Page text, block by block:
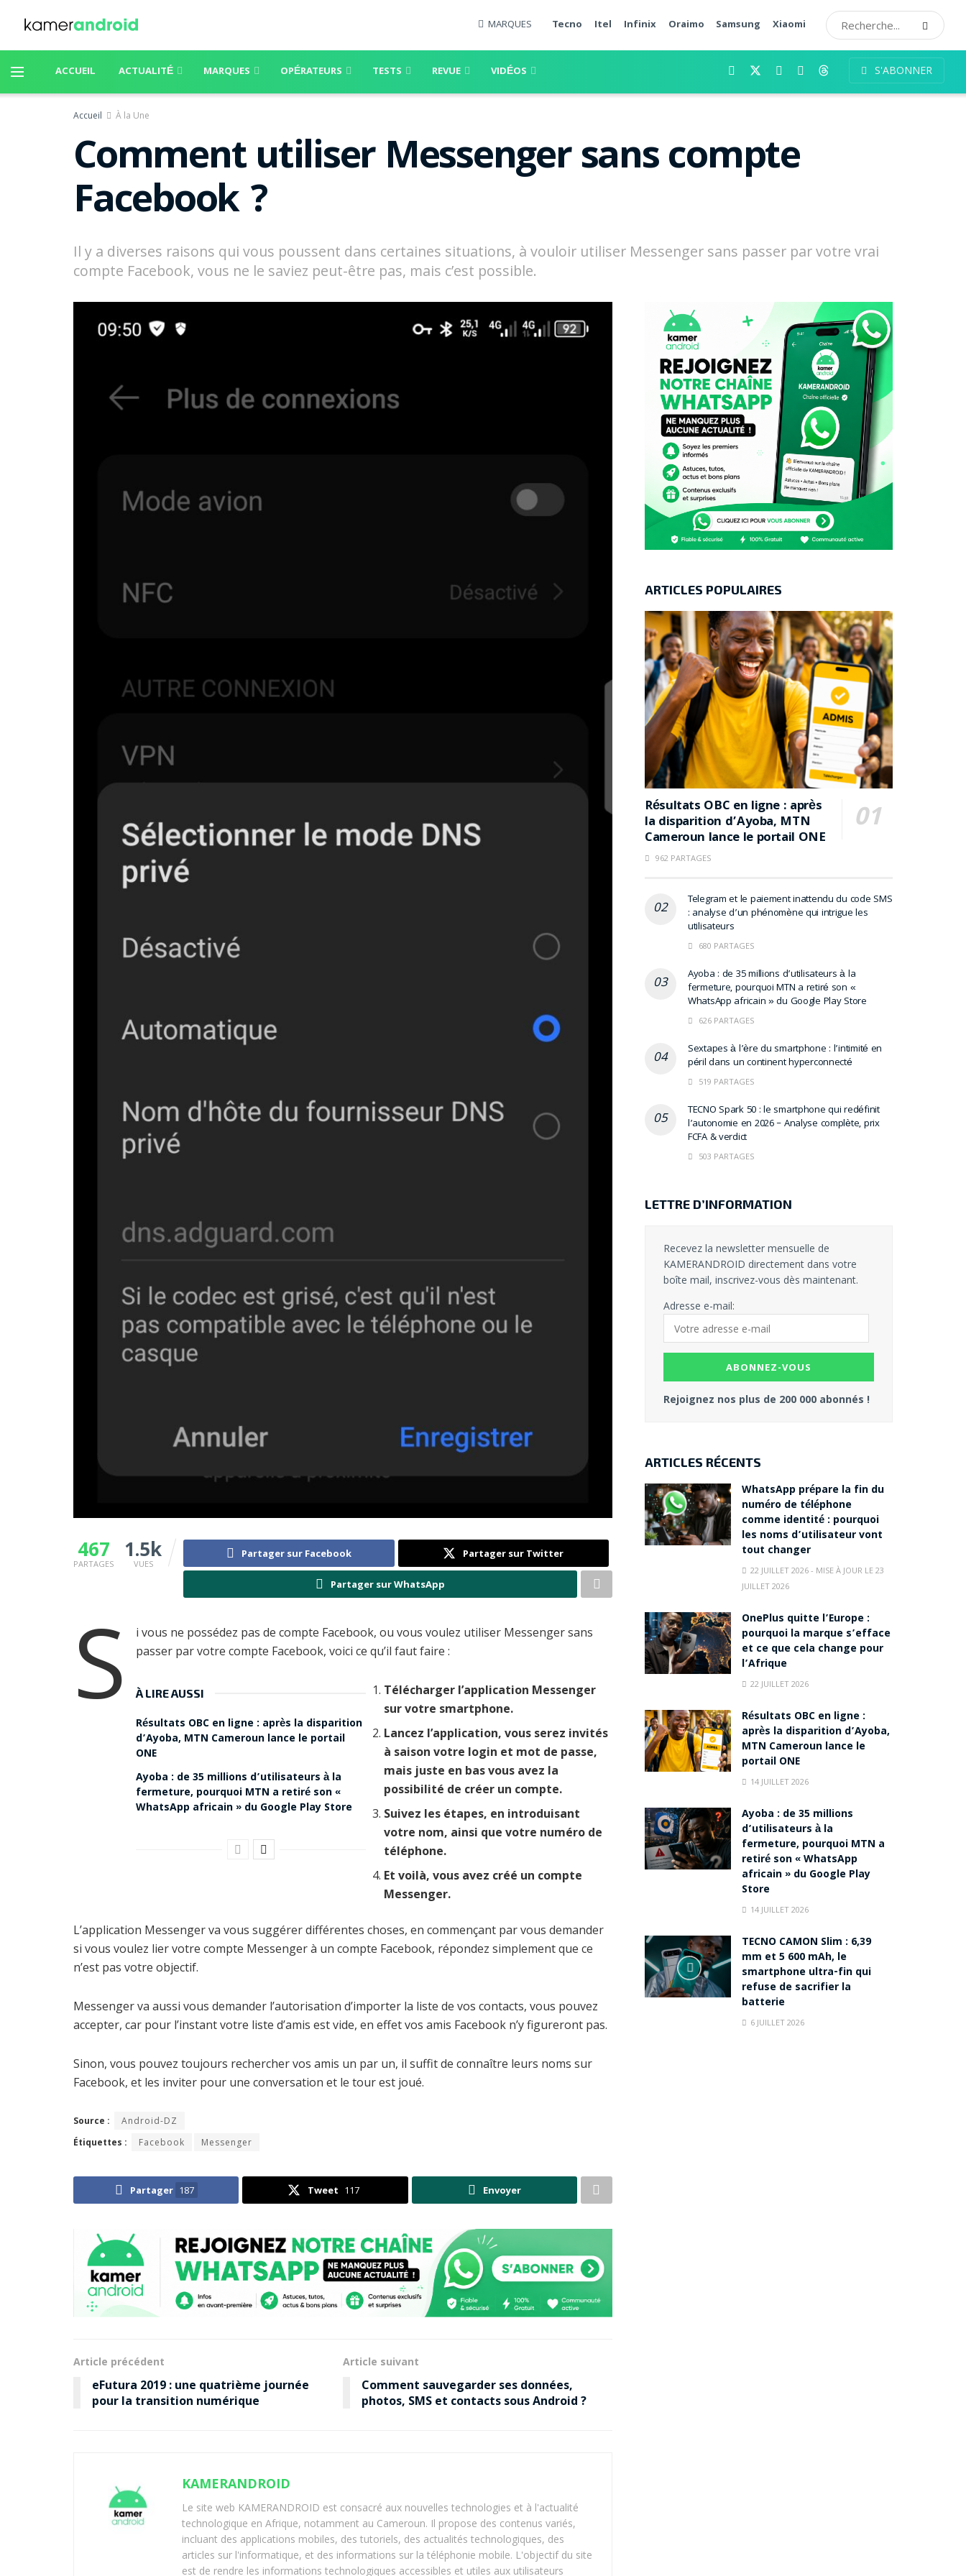
MARQUES Tecno Itel Infinix Oraimo Samsung Xiaomi
ACCUEIL ACTUALITÉ MARQUES OPÉRATEURS TESTS REVUE VIDÉOS S'ABONNER
Accueil À la Une
Comment utiliser Messenger sans compte
Facebook ?
Il y a diverses raisons qui vous poussent dans certaines situations, à vouloir utiliser Messenger sans passer par votre vrai
compte Facebook, vous ne le saviez peut-être pas, mais c’est possible.
467
PARTAGES
1.5k
VUES
Partager sur Facebook Partager sur Twitter
Partager sur WhatsApp
S
i vous ne possédez pas de compte Facebook, ou vous voulez utiliser Messenger sans
passer par votre compte Facebook, voici ce qu’il faut faire :
À LIRE AUSSI
Résultats OBC en ligne : après la disparition
d’Ayoba, MTN Cameroun lance le portail
ONE
Ayoba : de 35 millions d’utilisateurs à la
fermeture, pourquoi MTN a retiré son «
WhatsApp africain » du Google Play Store
Télécharger l’application Messenger
sur votre smartphone.
Lancez l’application, vous serez invités
à saison votre login et mot de passe,
mais juste en bas vous avez la
possibilité de créer un compte.
Suivez les étapes, en introduisant
votre nom, ainsi que votre numéro de
téléphone.
Et voilà, vous avez créé un compte
Messenger.
L’application Messenger va vous suggérer différentes choses, en commençant par vous demander
si vous voulez lier votre compte Messenger à un compte Facebook, répondez simplement que ce
n’est pas votre objectif.
Messenger va aussi vous demander l’autorisation d’importer la liste de vos contacts, vous pouvez
accepter, car pour l’instant votre liste d’amis est vide, en effet vos amis Facebook n’y figureront pas.
Sinon, vous pouvez toujours rechercher vos amis un par un, il suffit de connaître leurs noms sur
Facebook, et les inviter pour une conversation et le tour est joué.
Source :
Android-DZ
Étiquettes :
Facebook Messenger
Partager 187 Tweet 117 Envoyer
Article précédent
eFutura 2019 : une quatrième journée
pour la transition numérique
Article suivant
Comment sauvegarder ses données,
photos, SMS et contacts sous Android ?
KAMERANDROID
Le site web KAMERANDROID est consacré aux nouvelles technologies et à l'actualité
technologique en Afrique, notamment au Cameroun. Il propose des contenus variés,
incluant des applications mobiles, des tutoriels, des actualités technologiques, des
articles sur l'informatique, et des informations sur la téléphonie mobile. L'objectif du site
est de rendre les informations technologiques accessibles et utiles aux utilisateurs
ARTICLES POPULAIRES
Résultats OBC en ligne : après
la disparition d’Ayoba, MTN
Cameroun lance le portail ONE
962 PARTAGES
Telegram et le paiement inattendu du code SMS
: analyse d’un phénomène qui intrigue les
utilisateurs
680 PARTAGES
Ayoba : de 35 millions d’utilisateurs à la
fermeture, pourquoi MTN a retiré son «
WhatsApp africain » du Google Play Store
626 PARTAGES
Sextapes à l’ère du smartphone : l’intimité en
péril dans un continent hyperconnecté
519 PARTAGES
TECNO Spark 50 : le smartphone qui redéfinit
l’autonomie en 2026 – Analyse complète, prix
FCFA & verdict
503 PARTAGES
LETTRE D’INFORMATION
Recevez la newsletter mensuelle de
KAMERANDROID directement dans votre
boîte mail, inscrivez-vous dès maintenant.
Adresse e-mail:
Rejoignez nos plus de 200 000 abonnés !
ARTICLES RÉCENTS
WhatsApp prépare la fin du
numéro de téléphone
comme identité : pourquoi
les noms d’utilisateur vont
tout changer
22 JUILLET 2026 - MISE À JOUR LE 23
JUILLET 2026
OnePlus quitte l’Europe :
pourquoi la marque s’efface
et ce que cela change pour
l’Afrique
22 JUILLET 2026
Résultats OBC en ligne :
après la disparition d’Ayoba,
MTN Cameroun lance le
portail ONE
14 JUILLET 2026
Ayoba : de 35 millions
d’utilisateurs à la
fermeture, pourquoi MTN a
retiré son « WhatsApp
africain » du Google Play
Store
14 JUILLET 2026
TECNO CAMON Slim : 6,39
mm et 5 600 mAh, le
smartphone ultra-fin qui
refuse de sacrifier la
batterie
6 JUILLET 2026